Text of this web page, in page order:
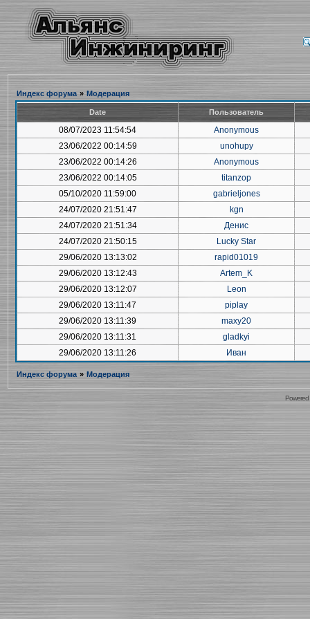
Индекс форума » Модерация
Date Пользователь
08/07/2023 11:54:54
Anonymous
23/06/2022 00:14:59
unohupy
23/06/2022 00:14:26
Anonymous
23/06/2022 00:14:05
titanzop
05/10/2020 11:59:00
gabrieljones
24/07/2020 21:51:47
kgn
24/07/2020 21:51:34
Денис
24/07/2020 21:50:15
Lucky Star
29/06/2020 13:13:02
rapid01019
29/06/2020 13:12:43
Artem_K
29/06/2020 13:12:07
Leon
29/06/2020 13:11:47
piplay
29/06/2020 13:11:39
maxy20
29/06/2020 13:11:31
gladkyi
29/06/2020 13:11:26
Иван
Индекс форума » Модерация